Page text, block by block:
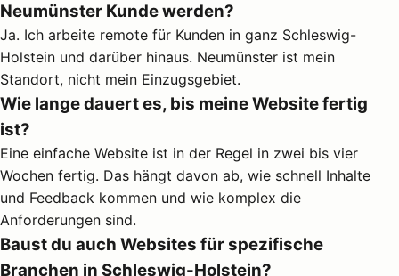
Neumünster Kunde werden?
Ja. Ich arbeite remote für Kunden in ganz Schleswig-
Holstein und darüber hinaus. Neumünster ist mein
Standort, nicht mein Einzugsgebiet.
Wie lange dauert es, bis meine Website fertig
ist?
Eine einfache Website ist in der Regel in zwei bis vier
Wochen fertig. Das hängt davon ab, wie schnell Inhalte
und Feedback kommen und wie komplex die
Anforderungen sind.
Baust du auch Websites für spezifische
Branchen in Schleswig-Holstein?